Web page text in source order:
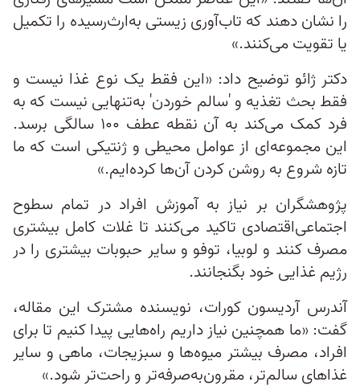
را نشان دهند که تاب‌آوری زیستی به‌ارث‌رسیده را تکمیل
یا تقویت می‌کنند.»
دکتر ژائو توضیح داد: «این فقط یک نوع غذا نیست و
فقط بحث تغذیه و 'سالم خوردن' به‌تنهایی نیست که به
فرد کمک می‌کند به آن نقطه عطف ۱۰۰ سالگی برسد.
این مجموعه‌ای از عوامل محیطی و ژنتیکی است که ما
تازه شروع به روشن کردن آن‌ها کرده‌ایم.»
پژوهشگران بر نیاز به آموزش افراد در تمام سطوح
اجتماعی‌اقتصادی تاکید می‌کنند تا غلات کامل بیشتری
مصرف کنند و لوبیا، توفو و سایر حبوبات بیشتری را در
رژیم غذایی خود بگنجانند.
آندرس آردیسون کورات، نویسنده مشترک این مقاله،
گفت: «ما همچنین نیاز داریم راه‌هایی پیدا کنیم تا برای
افراد، مصرف بیشتر میوه‌ها و سبزیجات، ماهی و سایر
غذاهای سالم‌تر، مقرون‌به‌صرفه‌تر و راحت‌تر شود.»